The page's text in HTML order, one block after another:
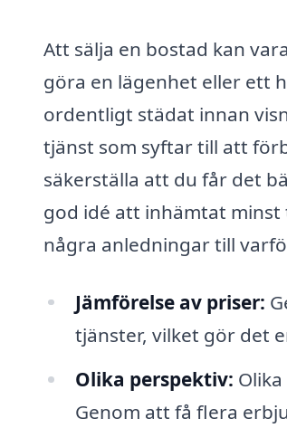
Att sälja en bostad kan
göra en lägenhet eller ett
ordentligt städat innan
tjänst som syftar till att
säkerställa att du får det
god idé att inhämtat
några anledningar till
Jämförelse av priser:
tjänster, vilket gör det
Olika perspektiv:
Genom att få flera